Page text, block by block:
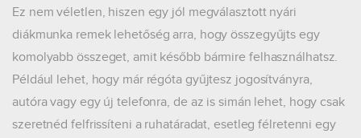
Ez nem véletlen, hiszen egy jól megválasztott nyári
diákmunka remek lehetőség arra, hogy összegyűjts egy
komolyabb összeget, amit később bármire felhasználhatsz.
Például lehet, hogy már régóta gyűjtesz jogosítványra,
autóra vagy egy új telefonra, de az is simán lehet, hogy csak
szeretnéd felfrissíteni a ruhatáradat, esetleg félretenni egy